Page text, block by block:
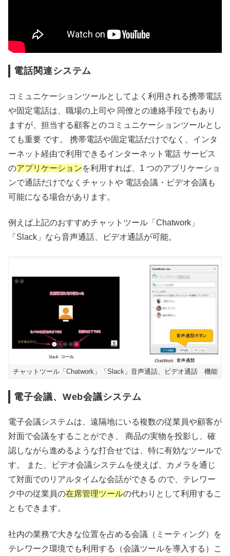
電話関連システム
コミュニケーションツールとしてよく利用される携帯電話
や固定電話は、職場の上司や 同僚との連絡手段でもあり
ますが、担当する顧客とのコミュニケーションツールとし
ても重要 です。 携帯電話や固定電話だけでなく、インタ
ーネット経由で利用できるインターネット電話 サービス
のアプリケーションを利用すれば、1 つのアプリケーショ
ンで通話だけでなくチャットや 電話会議・ビデオ会議も
可能になる場合があります。
例えば上記のおすすめチャットツール「Chatwork」
「Slack」なら音声通話、ビデオ通話が可能。
チャットツール「Chatwork」「Slack」音声通話、ビデオ通話 機能
電子会議、Web会議システム
電子会議システムは、遠隔地にいる複数の従業員や顧客が
対面で会議をすることができ、 商品の実物を投影し、確
認しながら進めるような打合せでは、特に有効なツールで
す。 また、ビデオ会議システムを使えば、カメラを通じ
て対面でのリアルタイムな会話ができる ので、テレワー
ク中の従業員の在席管理ツールの代わりとして利用するこ
ともできます。
社内の業務で大きな位置を占める会議（ミーティング）を
テレワーク環境でも利用する（会議ツールを導入する）こ